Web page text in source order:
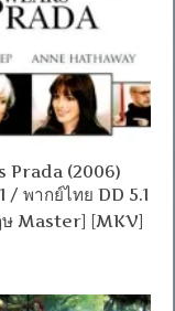
Prada (2006)
/ พากย์ไทย DD 5.1
Master] [MKV]